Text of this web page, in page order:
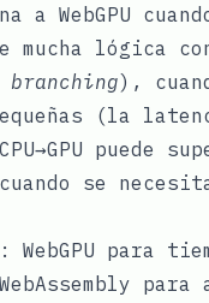
a WebGPU
mucha lógica
branching),
(la
puede
se
para
para